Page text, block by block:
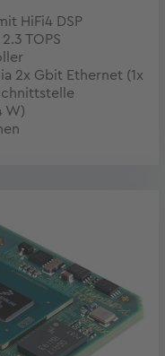
HiFi4 DSP
TOPS
2x Gbit Ethernet (1x
W)